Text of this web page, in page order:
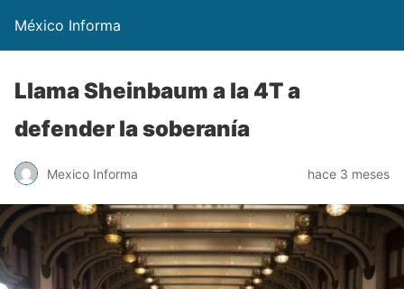
México Informa
Llama Sheinbaum a la 4T a
defender la soberanía
Mexico Informa hace 3 meses